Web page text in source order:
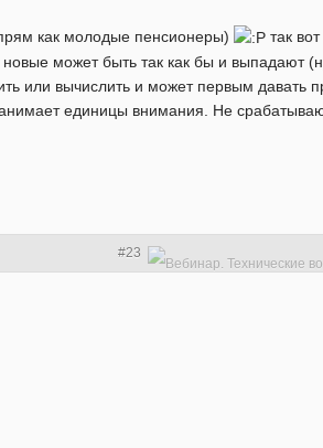
как молодые пенсионеры)
так
может быть так как бы и выпадают
или вычислить и может первым давать
единицы внимания. Не
#23